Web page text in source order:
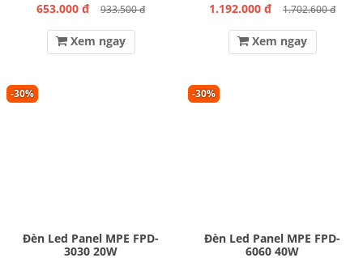
653.000 đ 933.500 đ
Xem ngay
1.192.000 đ 1.702.600 đ
Xem ngay
-30%
Đèn Led Panel MPE FPD-
3030 20W
-30%
Đèn Led Panel MPE FPD-
6060 40W